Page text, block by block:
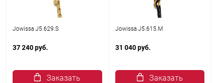
Jowissa J5.629.S
37 240 руб.
Заказать
Jowissa J5.615.M
31 040 руб.
Заказать